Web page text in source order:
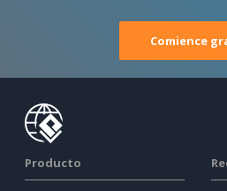
Comience
Producto